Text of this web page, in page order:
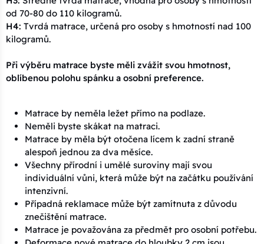
od 70-80 do 110 kilogramů.
H4: Tvrdá matrace, určená pro osoby s hmotností nad 100
kilogramů.
Při výběru matrace byste měli zvážit svou hmotnost,
oblíbenou polohu spánku a osobní preference.
Matrace by neměla ležet přímo na podlaze.
Neměli byste skákat na matraci.
Matrace by měla být otočena lícem k zadní straně
alespoň jednou za dva měsíce.
Všechny přírodní i umělé suroviny mají svou
individuální vůni, která může být na začátku používání
intenzivní.
Případná reklamace může být zamítnuta z důvodu
znečištění matrace.
Matrace je považována za předmět pro osobní potřebu.